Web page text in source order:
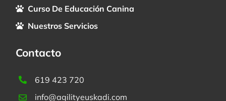
Curso De Educación Canina
Nuestros Servicios
Contacto
619 423 720
info@agilityeuskadi.com